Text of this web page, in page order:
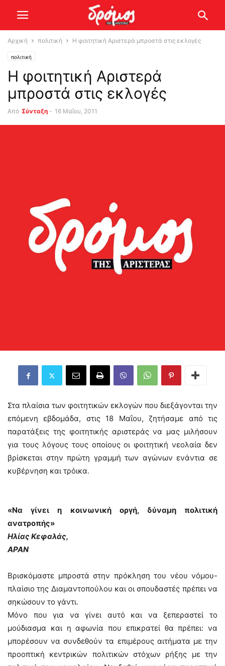
Αρχική πολιτική Η φοιτητική Αριστερά μπροστά στις εκλογές
πολιτική
Η φοιτητική Αριστερά
μπροστά στις εκλογές
Από Σύνταξη - 16 Μαΐου, 2011
Στα πλαίσια των φοιτητικών εκλογών που διεξάγονται την
επόμενη εβδομάδα, στις 18 Μαΐου, ζητήσαμε από τις
παρατάξεις της φοιτητικής αριστεράς να μας μιλήσουν
για τους λόγους τους οποίους οι φοιτητική νεολαία δεν
βρίσκεται στην πρώτη γραμμή των αγώνων ενάντια σε
κυβέρνηση και τρόικα.
«Να γίνει η κοινωνική οργή, δύναμη πολιτική
ανατροπής»
Ηλίας Κεφαλάς,
ΑΡΑΝ
Βρισκόμαστε μπροστά στην πρόκληση του νέου νόμου-
πλαίσιο της Διαμαντοπούλου και οι σπουδαστές πρέπει να
σηκώσουν το γάντι.
Μόνο που για να γίνει αυτό και να ξεπεραστεί το
μούδιασμα και η αφωνία που επικρατεί θα πρέπει: να
μπορέσουν να συνδεθούν τα επιμέρους αιτήματα με την
προοπτική κεντρικών πολιτικών στόχων ρήξης με την